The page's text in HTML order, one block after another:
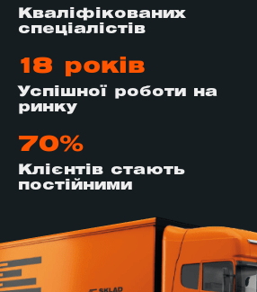
Кваліфікованих
спеціалістів
18 років
Успішної роботи на
ринку
70%
Клієнтів стають
постійними